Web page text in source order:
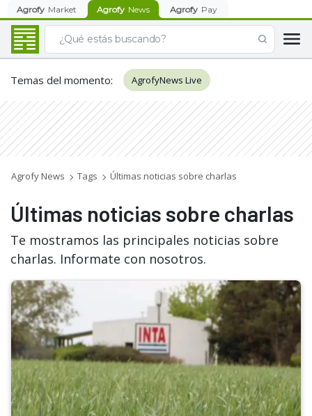
Agrofy Market Agrofy News Agrofy Pay
Temas del momento: AgrofyNews Live
Agrofy News Tags Últimas noticias sobre charlas
Últimas noticias sobre charlas
Te mostramos las principales noticias sobre
charlas. Informate con nosotros.